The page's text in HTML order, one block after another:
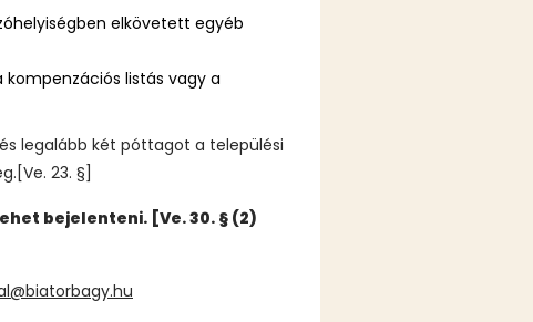
elkövetett egyéb
listás vagy a
legalább két póttagot a települési
23. §]
bejelenteni. [Ve. 30. § (2)